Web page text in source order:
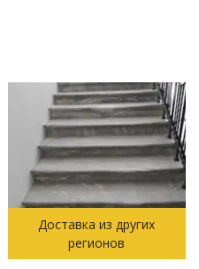
Доставка из других
регионов